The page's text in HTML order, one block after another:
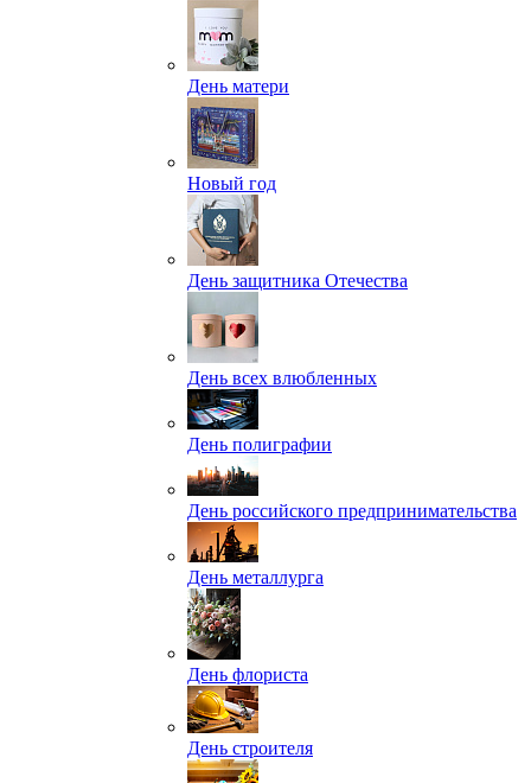
День матери
Новый год
День защитника Отечества
День всех влюбленных
День полиграфии
День российского предпринимательства
День металлурга
День флориста
День строителя